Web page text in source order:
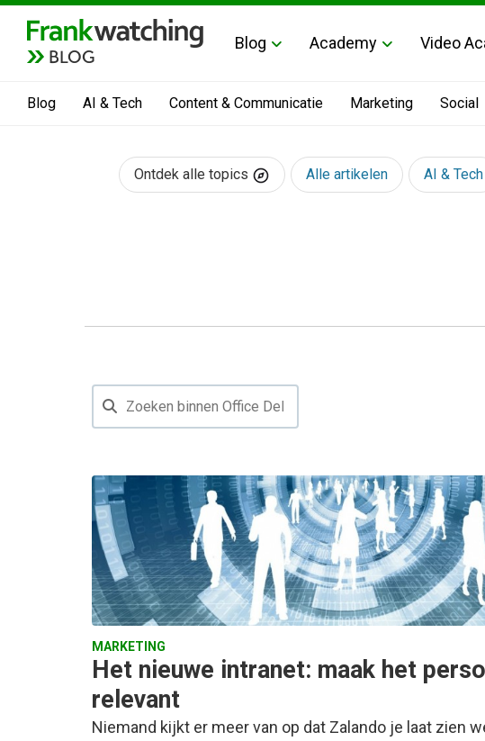
BLOG
Blog Academy Video
Blog AI & Tech Content & Communicatie Marketing Social
Ontdek alle topics Alle artikelen AI & Tech
MARKETING
Het nieuwe intranet: maak het
relevant
Niemand kijkt er meer van op dat Zalando je laat zien